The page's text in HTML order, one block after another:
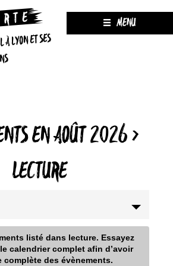
LYON ET SES
MENU
EN AOÛT 2026›
LECTURE
listé dans lecture. Essayez
calendrier complet afin d’avoir
complète des évènements.